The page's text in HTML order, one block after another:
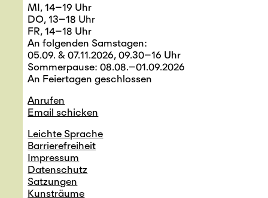
MI, 14–19 Uhr
DO, 13–18 Uhr
FR, 14–18 Uhr
An folgenden Samstagen:
05.09. & 07.11.2026, 09.30–16 Uhr
Sommerpause: 08.08.–01.09.2026
An Feiertagen geschlossen
Anrufen
Email schicken
Leichte Sprache
Barrierefreiheit
Impressum
Datenschutz
Satzungen
Kunsträume